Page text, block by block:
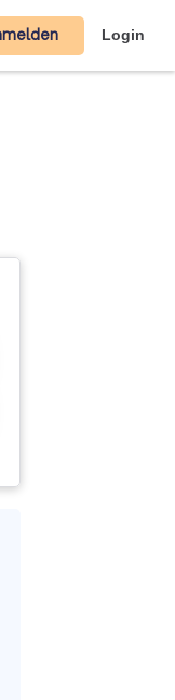
Login